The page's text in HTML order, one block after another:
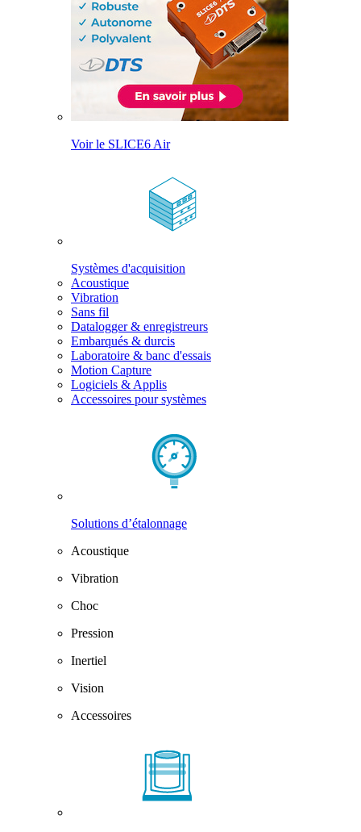
Voir le SLICE6 Air
Systèmes d'acquisition
Acoustique
Vibration
Sans fil
Datalogger & enregistreurs
Embarqués & durcis
Laboratoire & banc d'essais
Motion Capture
Logiciels & Applis
Accessoires pour systèmes
Solutions d’étalonnage
Acoustique
Vibration
Choc
Pression
Inertiel
Vision
Accessoires